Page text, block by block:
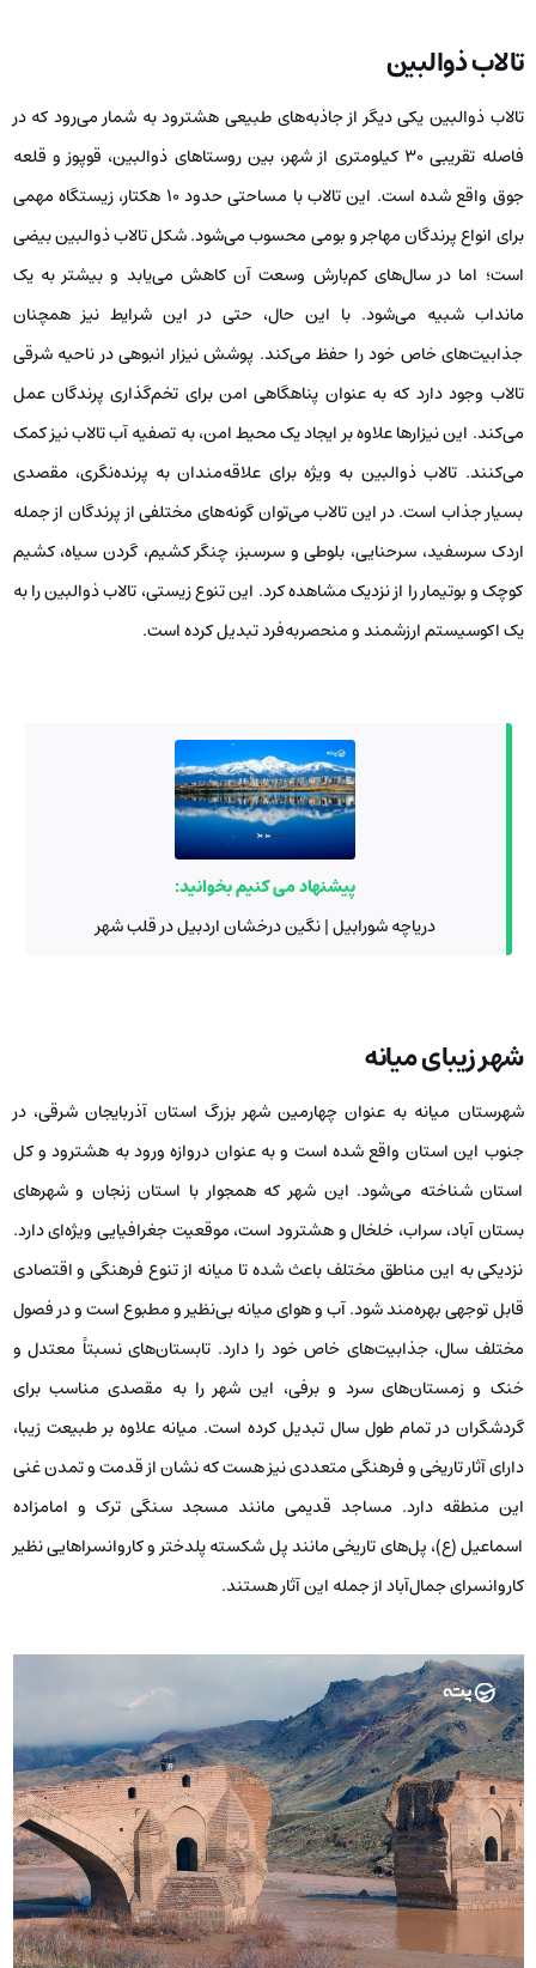
تالاب ذوالبین
تالاب ذوالبین یکی دیگر از جاذبه‌های طبیعی هشترود به شمار می‌رود که در
فاصله تقریبی ۳۰ کیلومتری از شهر، بین روستاهای ذوالبین، قوپوز و قلعه
جوق واقع شده است. این تالاب با مساحتی حدود ۱۰ هکتار، زیستگاه مهمی
برای انواع پرندگان مهاجر و بومی محسوب می‌شود. شکل تالاب ذوالبین بیضی
است؛ اما در سال‌های کم‌بارش وسعت آن کاهش می‌یابد و بیشتر به یک
مانداب شبیه می‌شود. با این حال، حتی در این شرایط نیز همچنان
جذابیت‌های خاص خود را حفظ می‌کند. پوشش نیزار انبوهی در ناحیه شرقی
تالاب وجود دارد که به عنوان پناهگاهی امن برای تخم‌گذاری پرندگان عمل
می‌کند. این نیزارها علاوه بر ایجاد یک محیط امن، به تصفیه آب تالاب نیز کمک
می‌کنند. تالاب ذوالبین به ویژه برای علاقه‌مندان به پرنده‌نگری، مقصدی
بسیار جذاب است. در این تالاب می‌توان گونه‌های مختلفی از پرندگان از جمله
اردک سرسفید، سرحنایی، بلوطی و سرسبز، چنگر کشیم، گردن سیاه، کشیم
کوچک و بوتیمار را از نزدیک مشاهده کرد. این تنوع زیستی، تالاب ذوالبین را به
یک اکوسیستم ارزشمند و منحصربه‌فرد تبدیل کرده است.
پیشنهاد می کنیم بخوانید:
دریاچه شورابیل | نگین درخشان اردبیل در قلب شهر
شهر زیبای میانه
شهرستان میانه به عنوان چهارمین شهر بزرگ استان آذربایجان شرقی، در
جنوب این استان واقع شده است و به عنوان دروازه ورود به هشترود و کل
استان شناخته می‌شود. این شهر که همجوار با استان زنجان و شهرهای
بستان آباد، سراب، خلخال و هشترود است، موقعیت جغرافیایی ویژه‌ای دارد.
نزدیکی به این مناطق مختلف باعث شده تا میانه از تنوع فرهنگی و اقتصادی
قابل توجهی بهره‌مند شود. آب و هوای میانه بی‌نظیر و مطبوع است و در فصول
مختلف سال، جذابیت‌های خاص خود را دارد. تابستان‌های نسبتاً معتدل و
خنک و زمستان‌های سرد و برفی، این شهر را به مقصدی مناسب برای
گردشگران در تمام طول سال تبدیل کرده است. میانه علاوه بر طبیعت زیبا،
دارای آثار تاریخی و فرهنگی متعددی نیز هست که نشان از قدمت و تمدن غنی
این منطقه دارد. مساجد قدیمی مانند مسجد سنگی ترک و امامزاده
اسماعیل (ع)، پل‌های تاریخی مانند پل شکسته پلدختر و کاروانسراهایی نظیر
کاروانسرای جمال‌آباد از جمله این آثار هستند.